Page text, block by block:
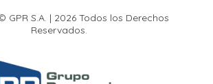
GPR S.A. | 2026 Todos los Derechos
Reservados.